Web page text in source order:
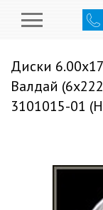
Диски
Валдай
3101015-01